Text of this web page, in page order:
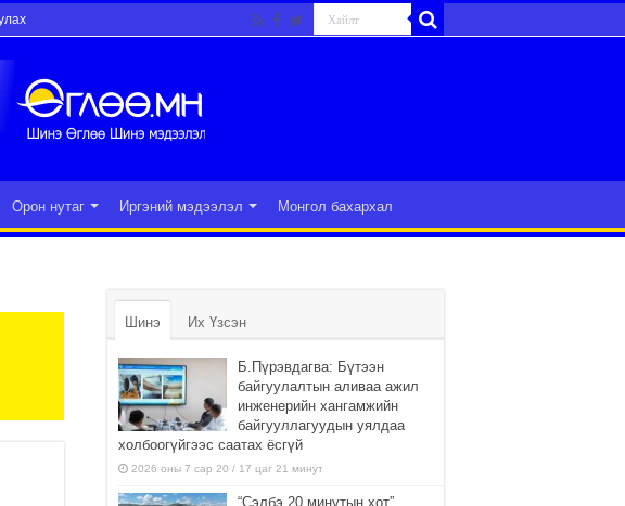
Орон нутаг Иргэний мэдээлэл Монгол бахархал
Шинэ Их Үзсэн
Б.Пүрэвдагва: Бүтээн
байгуулалтын аливаа ажил
инженерийн хангамжийн
байгууллагуудын уялдаа
холбоогүйгээс саатах ёсгүй
2026 оны 7 сар 20 / 17 цаг 21 минут
“Сэлбэ 20 минутын хот”